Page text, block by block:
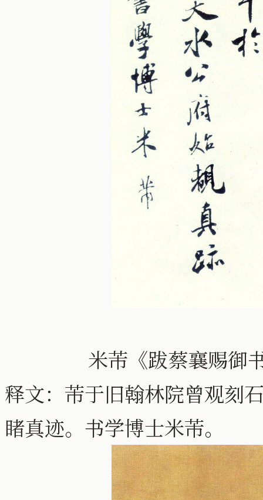
米芾《跋蔡襄赐御
释文：芾于旧翰林院曾观刻
睹真迹。书学博士米芾。